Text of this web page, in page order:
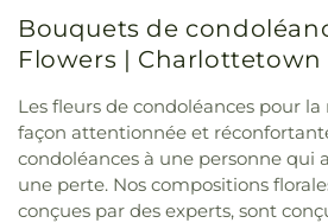
Bouquets de
Flowers | Charlottetown
Les fleurs de condoléances pour
façon attentionnée et
condoléances à une personne qui
une perte. Nos compositions
conçues par des experts, sont